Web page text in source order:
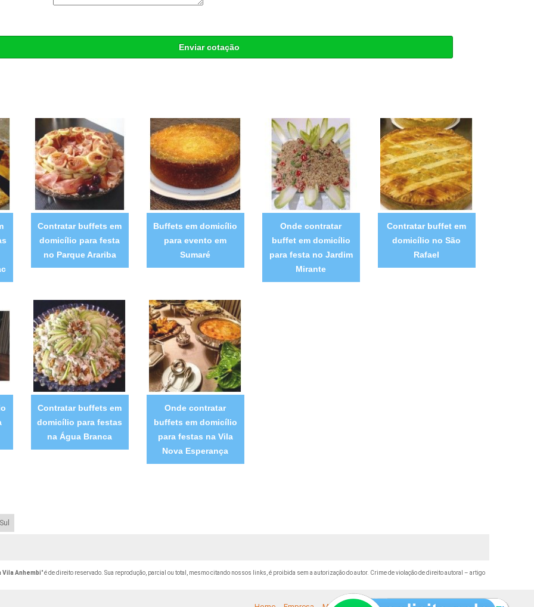
Enviar cotação
Contratar buffets em
domicílio para festa
no Parque Arariba
Buffets em domicílio
para evento em
Sumaré
Onde contratar
buffet em domicílio
para festa no Jardim
Mirante
Contratar buffet em
domicílio no São
Rafael
Contratar buffets em
domicílio para festas
na Água Branca
Onde contratar
buffets em domicílio
para festas na Vila
Nova Esperança
Anhembi" é de direito reservado. Sua reprodução, parcial ou total, mesmo citando nossos links, é proibida sem a autorização do autor. Crime de violação de direito autoral – artigo